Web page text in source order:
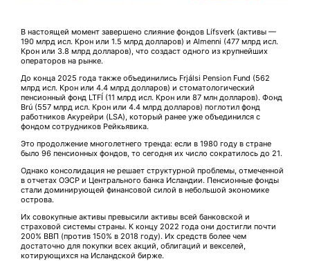
В настоящей момент завершено слияние фондов Lífsverk (активы —
190 млрд исл. Крон или 1.5 млрд долларов) и Almenni (477 млрд исл.
Крон или 3.8 млрд долларов), что создаст одного из крупнейших
операторов на рынке.
До конца 2025 года также объединились Frjálsi Pension Fund (562
млрд исл. Крон или 4.4 млрд долларов) и стоматологический
пенсионный фонд LTFÍ (11 млрд исл. Крон или 87 млн долларов). Фонд
Brú (557 млрд исл. Крон или 4.4 млрд долларов) поглотил фонд
работников Акурейри (LSA), который ранее уже объединился с
фондом сотрудников Рейкьявика.
Это продолжение многолетнего тренда: если в 1980 году в стране
было 96 пенсионных фондов, то сегодня их число сократилось до 21.
Однако консолидация не решает структурной проблемы, отмеченной
в отчетах ОЭСР и Центрального банка Исландии. Пенсионные фонды
стали доминирующей финансовой силой в небольшой экономике
острова.
Их совокупные активы превысили активы всей банковской и
страховой системы страны. К концу 2022 года они достигли почти
200% ВВП (против 150% в 2018 году). Их средств более чем
достаточно для покупки всех акций, облигаций и векселей,
котирующихся на Исландской бирже.